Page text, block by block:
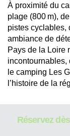
À proximité du
plage (800 m),
pistes cyclables,
ambiance de
Pays de la Loire
incontournables,
le camping Les
l’histoire de la
Réservez